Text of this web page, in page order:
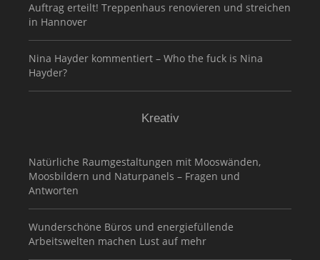
Auftrag erteilt! Treppenhaus renovieren und streichen
in Hannover
Nina Hayder kommentiert – Who the fuck is Nina
Hayder?
Kreativ
Natürliche Raumgestaltungen mit Mooswänden,
Moosbildern und Naturpanels – Fragen und
Antworten
Wunderschöne Büros und energiefüllende
Arbeitswelten machen Lust auf mehr